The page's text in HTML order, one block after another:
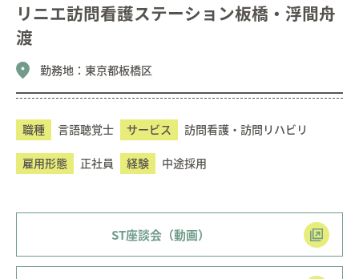
リニエ訪問看護ステーション板橋・浮間舟
渡
勤務地： 東京都板橋区
職種 言語聴覚士 サービス 訪問看護・訪問リハビリ
雇用形態 正社員 経験 中途採用
ST座談会（動画）